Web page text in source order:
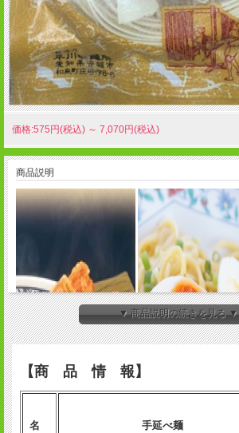
価格:575円(税込) ～ 7,070円(税込)
商品説明
▼ 商品説明の続きを見る ▼
【商 品 情 報】
名
手延べ麺